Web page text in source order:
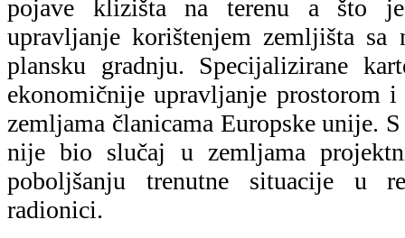
pojave klizišta na terenu a što
upravljanje korištenjem zemljišta sa
plansku gradnju. Specijalizirane
ekonomičnije upravljanje prostorom
zemljama članicama Europske unije.
nije bio slučaj u zemljama
poboljšanju trenutne situacije u
radionici.